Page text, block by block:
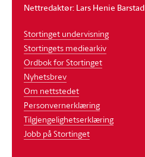
Nettredaktør: Lars Henie Barstad
Stortinget undervisning
Stortingets mediearkiv
Ordbok for Stortinget
Nyhetsbrev
Om nettstedet
Personvernerklæring
Tilgjengelighetserklæring
Jobb på Stortinget